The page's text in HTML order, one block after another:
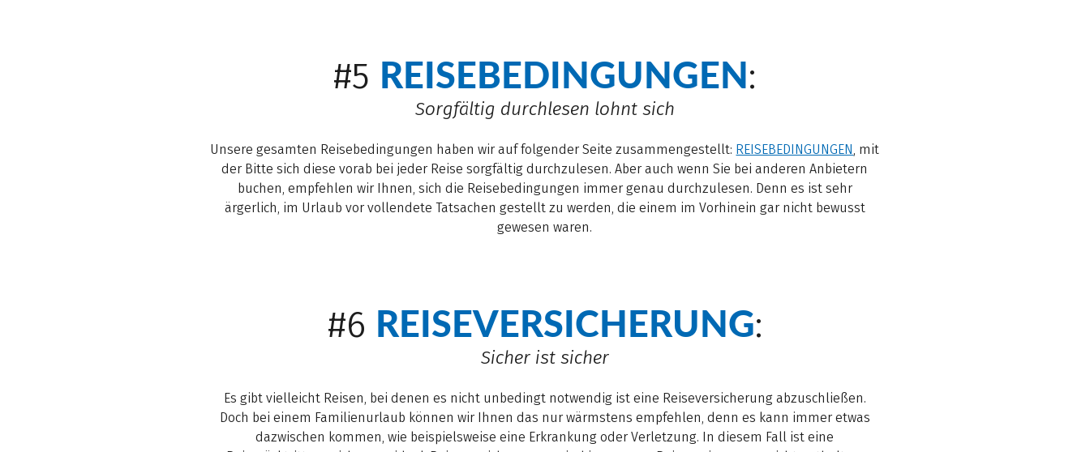
#5 REISEBEDINGUNGEN:
Sorgfältig durchlesen lohnt sich
Unsere gesamten Reisebedingungen haben wir auf folgender Seite zusammengestellt: REISEBEDINGUNGEN , mit
der Bitte sich diese vorab bei jeder Reise sorgfältig durchzulesen. Aber auch wenn Sie bei anderen Anbietern
buchen, empfehlen wir Ihnen, sich die Reisebedingungen immer genau durchzulesen. Denn es ist sehr
ärgerlich, im Urlaub vor vollendete Tatsachen gestellt zu werden, die einem im Vorhinein gar nicht bewusst
gewesen waren.
#6 REISEVERSICHERUNG:
Sicher ist sicher
Es gibt vielleicht Reisen, bei denen es nicht unbedingt notwendig ist eine Reiseversicherung abzuschließen.
Doch bei einem Familienurlaub können wir Ihnen das nur wärmstens empfehlen, denn es kann immer etwas
dazwischen kommen, wie beispielsweise eine Erkrankung oder Verletzung. In diesem Fall ist eine